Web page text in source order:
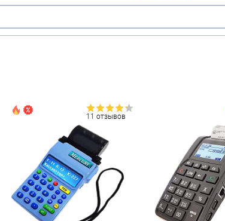
11 отзывов